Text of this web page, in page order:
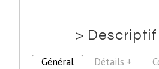
> Descriptif
Général Détails +